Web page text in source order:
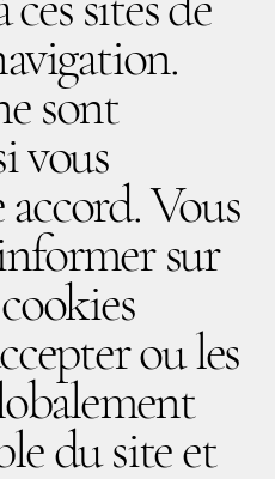
sont
vous
Vous
sur
ou les
du site et